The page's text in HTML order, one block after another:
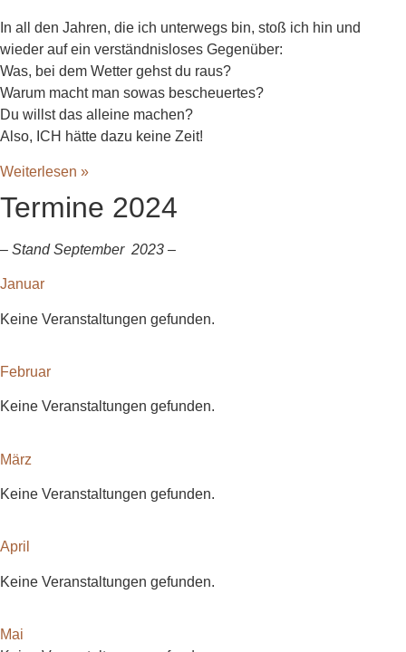
In all den Jahren, die ich unterwegs bin, stoß ich hin und
wieder auf ein verständnisloses Gegenüber:
Was, bei dem Wetter gehst du raus?
Warum macht man sowas bescheuertes?
Du willst das alleine machen?
Also, ICH hätte dazu keine Zeit!
Weiterlesen »
Termine 2024
– Stand September 2023 –
Januar
Keine Veranstaltungen gefunden.
Februar
Keine Veranstaltungen gefunden.
März
Keine Veranstaltungen gefunden.
April
Keine Veranstaltungen gefunden.
Mai